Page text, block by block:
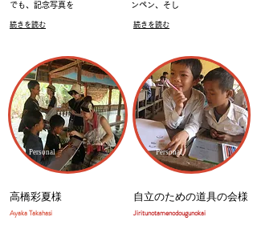
でも、記念写真を
ンペン、そし
続きを読む 続きを読む
Personal Personal
高橋彩夏様
​Ayaka Takahasi
自立のための道具の会様
​Jiritunotamenodougunokai